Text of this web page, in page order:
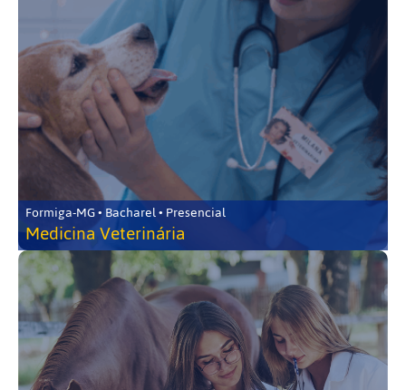
Formiga-MG • Bacharel • Presencial
Medicina Veterinária